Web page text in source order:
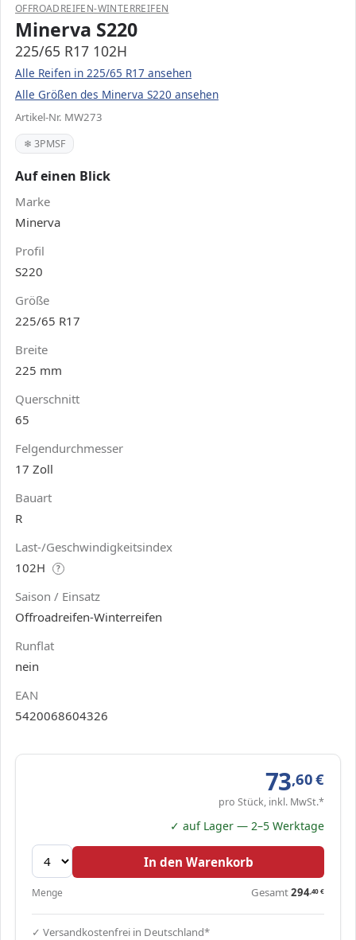
OFFROADREIFEN-WINTERREIFEN
Minerva S220
225/65 R17 102H
Alle Reifen in 225/65 R17 ansehen
Alle Größen des Minerva S220 ansehen
Artikel-Nr. MW273
❄ 3PMSF
Auf einen Blick
Marke
Minerva
Profil
S220
Größe
225/65 R17
Breite
225 mm
Querschnitt
65
Felgendurchmesser
17 Zoll
Bauart
R
Last-/Geschwindigkeitsindex
102H
?
Saison / Einsatz
Offroadreifen-Winterreifen
Runflat
nein
EAN
5420068604326
73,60€
pro Stück, inkl. MwSt.*
✓ auf Lager — 2–5 Werktage
In den Warenkorb
Menge Gesamt294,40€
✓ Versandkostenfrei in Deutschland*